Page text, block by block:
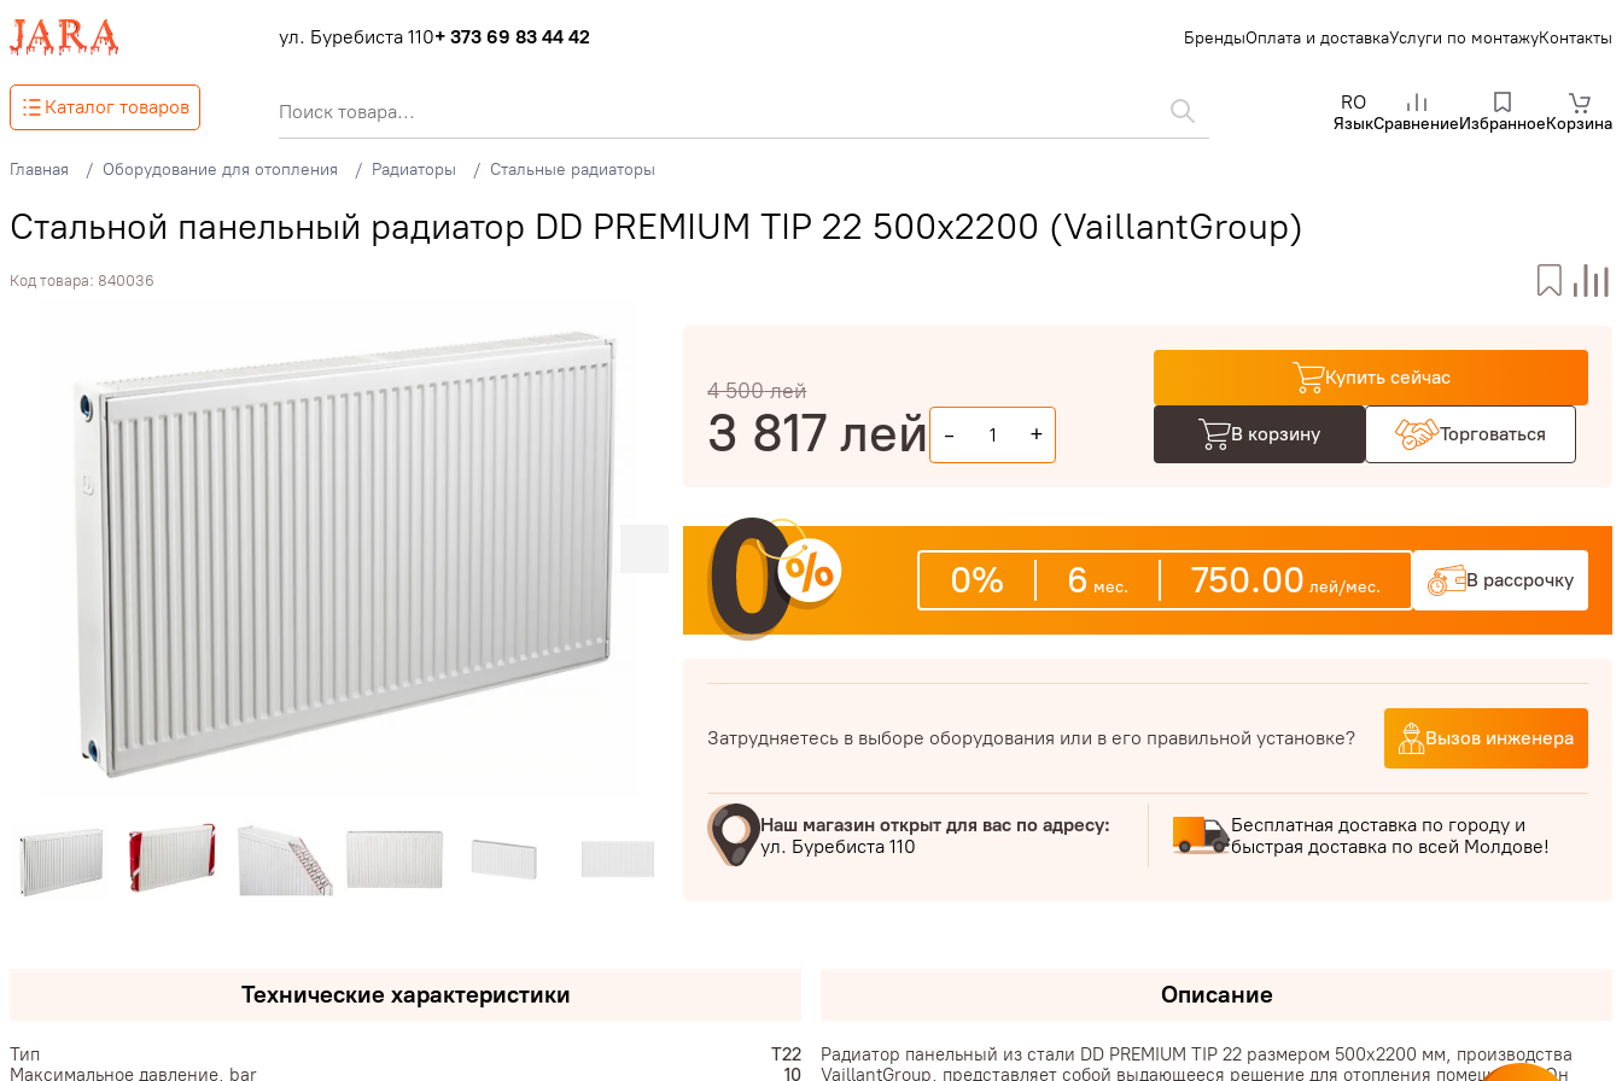
ул. Буребиста 110+ 373 69 83 44 42 БрендыОплата и доставкаУслуги по монтажуКонтакты
Каталог товаров RO
ЯзыкСравнениеИзбранноеКорзина
Главная Оборудование для отопления Радиаторы Стальные радиаторы
Стальной панельный радиатор DD PREMIUM TIP 22 500x2200 (VaillantGroup)
Код товара: 840036
4 500лей
3 817 лей - +
Купить сейчас
В корзину Торговаться
0% 6 мес. 750.00 лей/мес. В рассрочку
Затрудняетесь в выборе оборудования или в его правильной установке? Вызов инженера
Наш магазин открыт для вас по адресу:
ул. Буребиста 110
Бесплатная доставка по городу и
быстрая доставка по всей Молдове!
Технические характеристики
Тип
T22
Максимальное давление, bar
10
Описание
Радиатор панельный из стали DD PREMIUM TIP 22 размером 500x2200 мм, производства
VaillantGroup, представляет собой выдающееся решение для отопления помещений. Он